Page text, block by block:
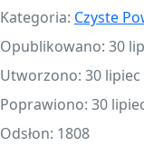
Kategoria: Czyste
Opublikowano: 30
Utworzono: 30 lipiec
Poprawiono: 30
Odsłon: 1808